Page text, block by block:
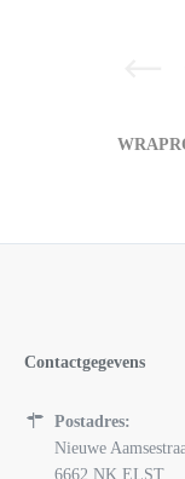
Contactgegevens
Postadres:
Nieuwe
6662 NK ELST